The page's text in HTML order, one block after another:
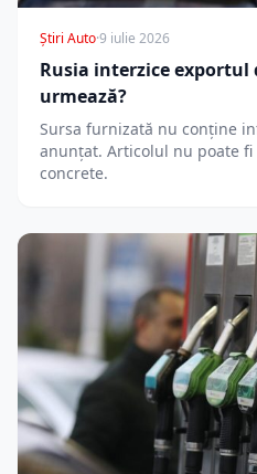
Știri Auto·9 iulie 2026
Rusia interzice exportul
urmează?
Sursa furnizată nu conține
anunțat. Articolul nu poate
concrete.